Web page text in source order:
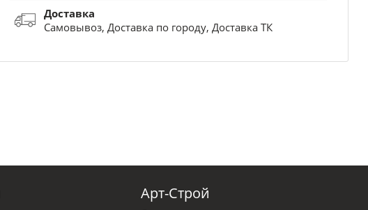
Доставка
Самовывоз, Доставка по городу, Доставка ТК
Арт-Строй